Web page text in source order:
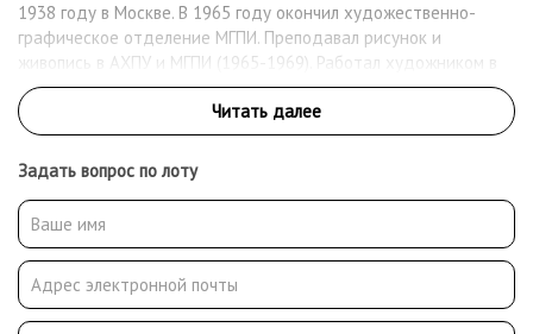
1938 году в Москве. В 1965 году окончил художественно-
графическое отделение МГПИ. Преподавал рисунок и
живопись в АХПУ и МГПИ (1965-1969). Работал художником в
составе текстильной и интерьерной групп на Комбинате
прикладного искусства в Москве (1970-1991). Произведения
Тавасиева Р. С. в настоящее время находятся в Музее-
заповеднике «Абрамцево», СПГИХМЗ, ГИМ, Государственном
Бородинском военно-историческом музее-заповеднике,
Государственном военно-историческом и природном музее-
заповеднике «Куликово поле», а также в частных собраниях в
России и за рубежом.
Задать вопрос по лоту